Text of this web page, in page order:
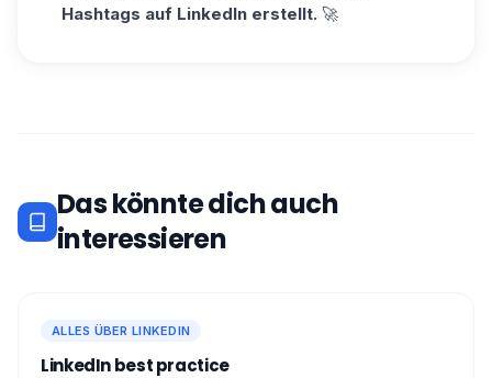
Hashtags auf LinkedIn erstellt. 🚀
Das könnte dich auch
interessieren
ALLES ÜBER LINKEDIN
LinkedIn best practice